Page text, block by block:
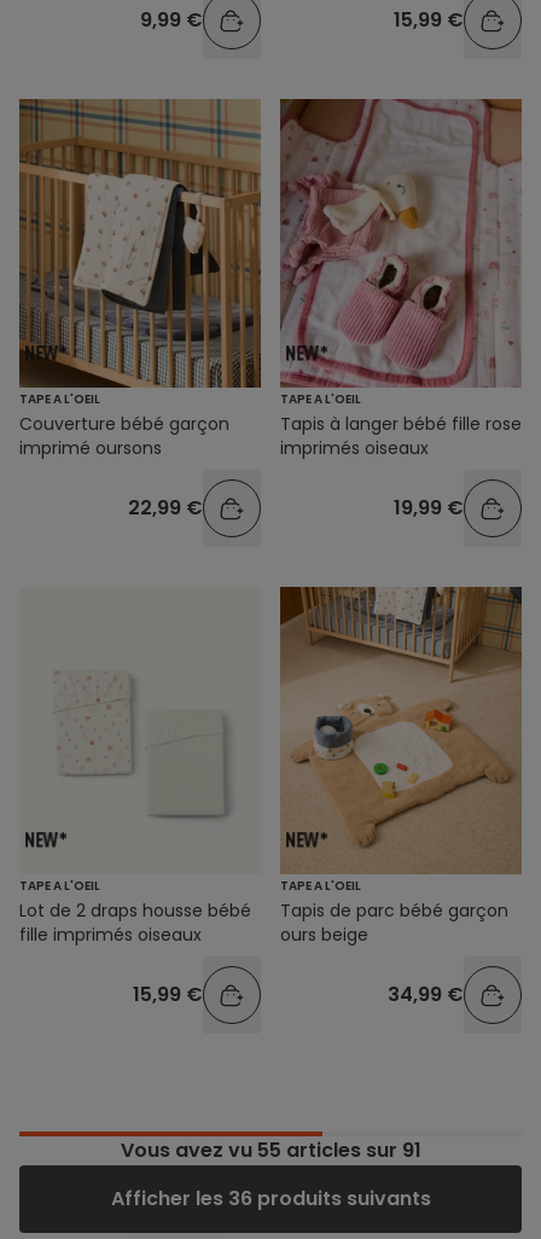
9,99 € 15,99 €
TAPE A L'OEIL
Couverture bébé garçon
imprimé oursons
22,99 €
TAPE A L'OEIL
Tapis à langer bébé fille rose
imprimés oiseaux
19,99 €
TAPE A L'OEIL
Lot de 2 draps housse bébé
fille imprimés oiseaux
15,99 €
TAPE A L'OEIL
Tapis de parc bébé garçon
ours beige
34,99 €
Vous avez vu 55 articles sur 91
Afficher les 36 produits suivants